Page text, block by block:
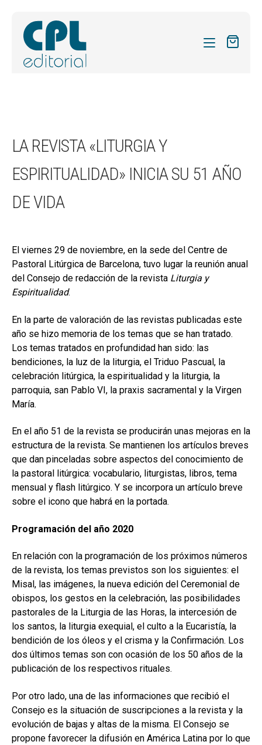
hijo
FORMAS
SOBRE NOSOTROS
ACTUALIDAD
hijo
CONTACTO
MI CUENTA
BUSCAR
ESP
LA REVISTA «LITURGIA Y
ESPIRITUALIDAD» INICIA SU 51 AÑO
DE VIDA
El viernes 29 de noviembre, en la sede del Centre de
Pastoral Litúrgica de Barcelona, tuvo lugar la reunión anual
del Consejo de redacción de la revista Liturgia y
Espiritualidad.
En la parte de valoración de las revistas publicadas este
año se hizo memoria de los temas que se han tratado.
Los temas tratados en profundidad han sido: las
bendiciones, la luz de la liturgia, el Triduo Pascual, la
celebración litúrgica, la espiritualidad y la liturgia, la
parroquia, san Pablo VI, la praxis sacramental y la Virgen
María.
En el año 51 de la revista se producirán unas mejoras en la
estructura de la revista. Se mantienen los artículos breves
que dan pinceladas sobre aspectos del conocimiento de
la pastoral litúrgica: vocabulario, liturgistas, libros, tema
mensual y flash litúrgico. Y se incorpora un artículo breve
sobre el icono que habrá en la portada.
Programación del año 2020
En relación con la programación de los próximos números
de la revista, los temas previstos son los siguientes: el
Misal, las imágenes, la nueva edición del Ceremonial de
obispos, los gestos en la celebración, las posibilidades
pastorales de la Liturgia de las Horas, la intercesión de
los santos, la liturgia exequial, el culto a la Eucaristía, la
bendición de los óleos y el crisma y la Confirmación. Los
dos últimos temas son con ocasión de los 50 años de la
publicación de los respectivos rituales.
Por otro lado, una de las informaciones que recibió el
Consejo es la situación de suscripciones a la revista y la
evolución de bajas y altas de la misma. El Consejo se
propone favorecer la difusión en América Latina por lo que